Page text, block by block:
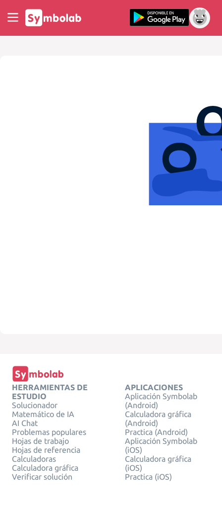
HERRAMIENTAS DE
ESTUDIO
Solucionador
Matemático de IA
AI Chat
Problemas populares
Hojas de trabajo
Hojas de referencia
Calculadoras
Calculadora gráfica
Verificar solución
APLICACIONES
Aplicación Symbolab
(Android)
Calculadora gráfica
(Android)
Practica (Android)
Aplicación Symbolab
(iOS)
Calculadora gráfica
(iOS)
Practica (iOS)